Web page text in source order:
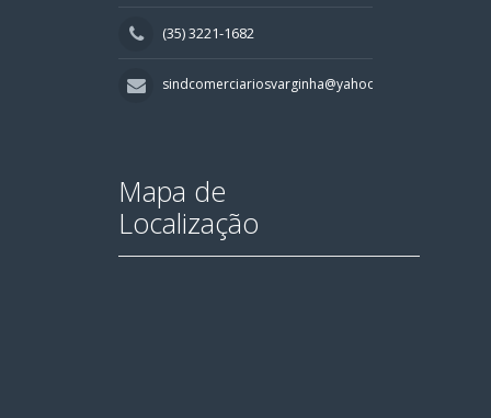
(35) 3221-1682
sindcomerciariosvarginha@yahoo.com.br
Mapa de
Localização